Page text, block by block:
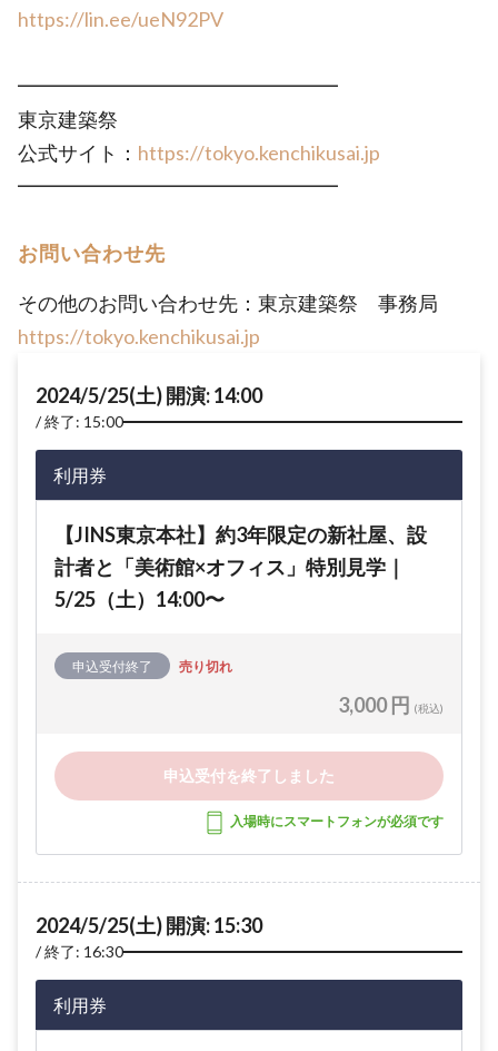
https://lin.ee/ueN92PV
━━━━━━━━━━━━━━━━
東京建築祭
公式サイト： https://tokyo.kenchikusai.jp
━━━━━━━━━━━━━━━━
お問い合わせ先
その他のお問い合わせ先：東京建築祭 事務局
https://tokyo.kenchikusai.jp
2024/5/25(土) 開演: 14:00
終了: 15:00
利用券
【JINS東京本社】約3年限定の新社屋、設
計者と「美術館×オフィス」特別見学｜
5/25（土）14:00〜
申込受付終了 売り切れ
3,000 円 (税込)
申込受付を終了しました
入場時にスマートフォンが必須です
2024/5/25(土) 開演: 15:30
終了: 16:30
利用券